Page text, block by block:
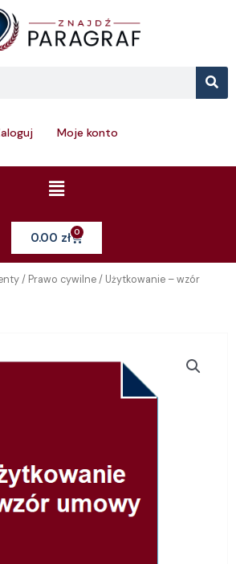
Moje konto
Menu
0.00 zł 0Cart
/ Prawo cywilne/ Użytkowanie – wzór